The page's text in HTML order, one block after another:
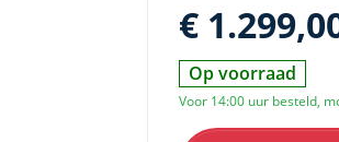
€
Op voorraad
Voor 14:00 uur besteld,